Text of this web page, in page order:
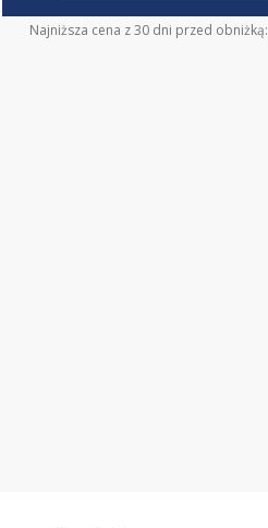
Najniższa cena z 30 dni przed obniżką: